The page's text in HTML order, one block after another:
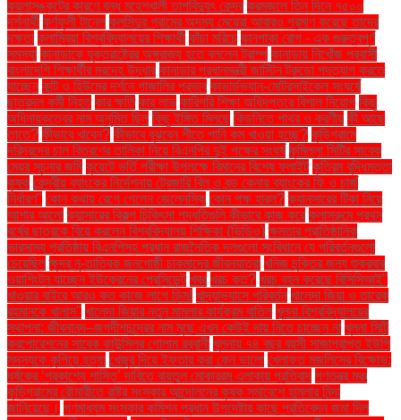
কয়লাসঙ্কটের কারণে বন্ধ মহেশখালী তাপবিদ্যুৎ কেন্দ্র করমজলে তিন দিনে ৭৫০০
দর্শনার্থী কর্ণফুলী টানেল কলসিন্দুর গ্রামের অদম্য মেয়েরা আবারও প্রমাণ করেছে তাদের
দক্ষতা কলাম্বিয়া বিশ্ববিদ্যালয়ের শিক্ষার্থী কাঁচা মরিচে কানপাকা রোগ - এক গুরুত্বপুর্ণ
সমস্যা কানাডাকে যুক্তরাষ্ট্রের অঙ্গরাজ্য হতে বললেন ট্রাম্প কানাডায় নিখোঁজ প্রবাসী
বাংলাদেশি শিক্ষার্থীর মরদেহ উদ্ধার কানাডার প্রধানমন্ত্রী জাস্টিন ট্রুডো পদত্যাগ করতে
যাচ্ছেন কান্ট ও হিউমের দর্শনে গাজালির প্রভাব কাভার্ডভ্যান-মোটরসাইকেল সংঘর্ষে
ছাত্রদল কর্মী নিহত কার ক্ষতি কার লাভ কারিগরি শিক্ষা অধিদপ্তরে বিশাল নিয়োগ কিছু
অধিনায়কত্বের নাম অনুমিত ছিল কিছু ইঙ্গিত মিলছে কিডনিতে পাথর ও করণীয় কী আছে
তাতে? কীভাবে খাবেন? কীভাবে বুঝবেন শীতে পানি কম খাওয়া হচ্ছে? কুড়িগ্রামে
দরিদ্রদের চাল বিতরণের তালিকা নিয়ে বিএনপির দুই পক্ষের সংঘর্ষ কুমিল্লা সিটির সাবেক
মেয়র সূচনার জমি কুয়েটে ভর্তি পরীক্ষা উপলক্ষে বিমানের বিশেষ ফ্লাইট কৃত্রিম বুদ্ধিমত্তা
কৃষক কেন্দ্রীয় ব্যাংকের নির্দেশনায় ট্রেজারি বিল ও বন্ড কেনায় ব্যাংকের ফি ও চার্জ
নির্ধারণ" কোন কথায় রেগে গেলেন জেলেনস্কি কোন পক্ষ হারল? ক্যানসারের টিকা নিয়ে
আশার আলো ক্যান্সারের বিকল্প চিকিৎসা পদ্ধতিগুলি কীভাবে কাজ করে ক্লাসরুমে প্রথম
বর্ষের ছাত্রকে বিয়ে করলেন বিশ্ববিদ্যালয় শিক্ষিকা (ভিডিও) ক্ষমতার প্রাতিষ্ঠানিক
ভারসাম্য প্রতিষ্ঠায় বিএনপিসহ প্রধান রাজনৈতিক দলগুলো সংবিধানে যে পরিবর্তনগুলো
চেয়েছিল ক্ষুদ্র নৃ-তাত্বিক জনগোষ্ঠী চাকমাদের জীবনযাত্রা খনিজ চুক্তির জন্য শুক্রবার
ওয়াশিংটন যাচ্ছেন ইউক্রেনের প্রেসিডেন্ট খবর খরচ কত? খরচ বহন করেছে বিসিসিআই"
খাওয়ার বাইরে আরও কত কাজে লাগে ডিম! খাদ্যাভ্যাসে পরিবর্তন খালেদা জিয়া ও তারেক
রহমানকে খালাস'' খালেদা জিয়ার নতুন মামলার কার্যক্রম বাতিল খুলনা বিশ্ববিদ্যালয়ের
স্থাপনা: জীবনানন্দ–জগদীশচন্দ্রের নাম মুছে এখন কেউই দায় নিতে চাচ্ছেন না খুলনা সিটি
করপোরেশনের সাবেক কাউন্সিলর গোলাম রব্বানী খুলনায় ৭৪ বছর বয়সী সাজাপ্রাপ্ত ইউপি
সদস্যকে কুপিয়ে হত্যা খেজুর দিয়ে ইফতার করা কেন ভালো খেলাফত মজলিসের বিক্ষোভ:
ধর্ষকের ‘প্রকাশ্যে শাস্তি’ দাবিতে বায়তুল মোকাররম এলাকায় প্রতিবাদ গণতন্ত্র মঞ্চ
কুড়িগ্রামের রৌমারীতে রাষ্ট্র সংস্কার আন্দোলনের কৃষক সমাবেশে হামলার নিন্দা
জানিয়েছে। গণমাধ্যম সংস্কার কমিশন প্রধান উপদেষ্টার কাছে প্রতিবেদন জমা দিল